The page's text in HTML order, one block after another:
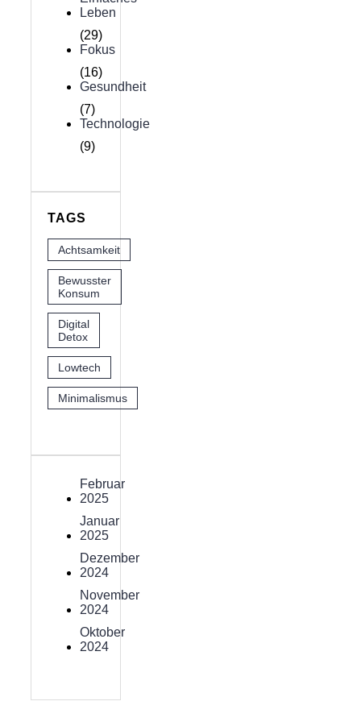
Leben
(29)
Fokus
(16)
Gesundheit
(7)
Technologie
(9)
TAGS
Achtsamkeit
Bewusster
Konsum
Digital
Detox
Lowtech
Minimalismus
Februar
2025
Januar
2025
Dezember
2024
November
2024
Oktober
2024